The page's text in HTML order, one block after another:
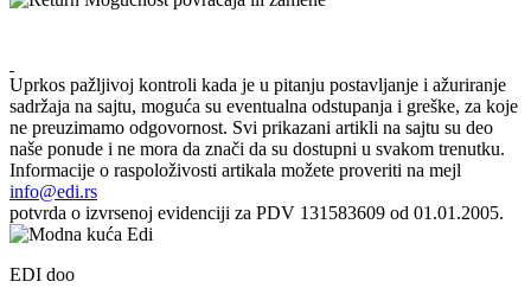
Uprkos pažljivoj kontroli kada je u pitanju postavljanje i ažuriranje
sadržaja na sajtu, moguća su eventualna odstupanja i greške, za koje
ne preuzimamo odgovornost. Svi prikazani artikli na sajtu su deo
naše ponude i ne mora da znači da su dostupni u svakom trenutku.
Informacije o raspoloživosti artikala možete proveriti na mejl
info@edi.rs
potvrda o izvrsenoj evidenciji za PDV 131583609 od 01.01.2005.
EDI doo